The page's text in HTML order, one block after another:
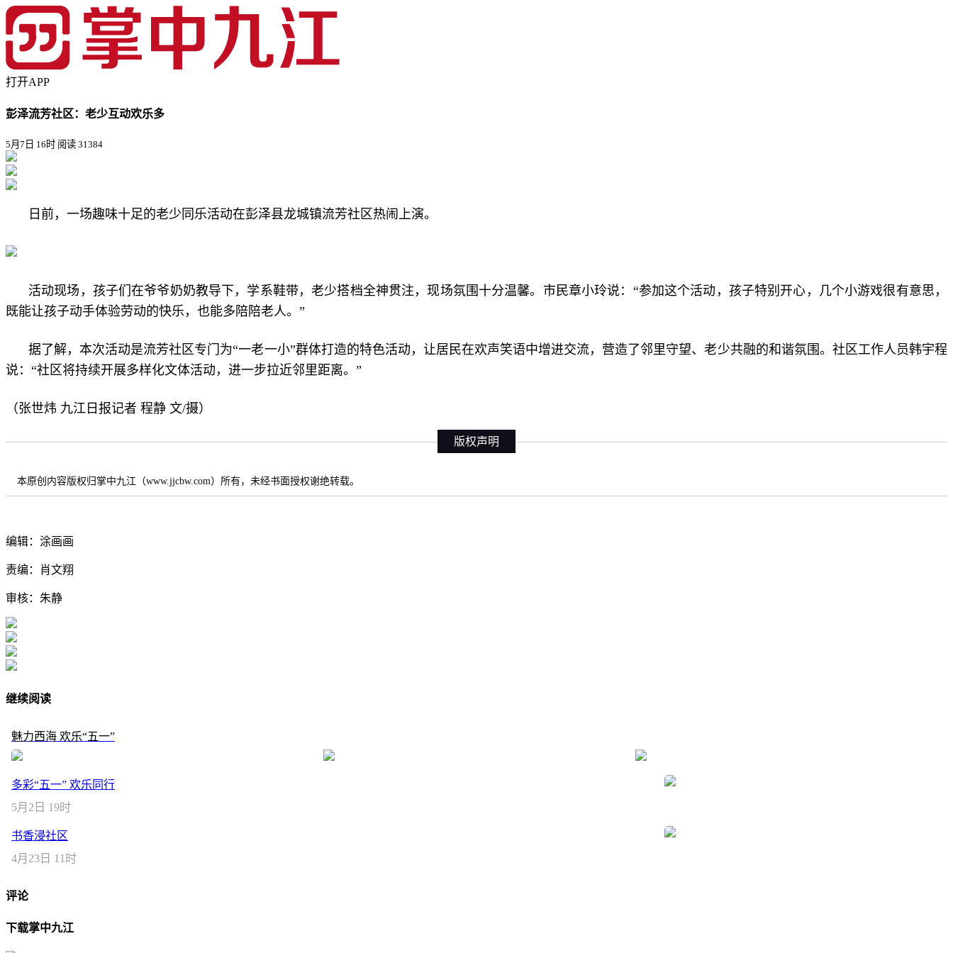
打开APP
彭泽流芳社区：老少互动欢乐多
5月7日 16时 阅读 31384
日前，一场趣味十足的老少同乐活动在彭泽县龙城镇流芳社区热闹上演。
活动现场，孩子们在爷爷奶奶教导下，学系鞋带，老少搭档全神贯注，现场氛围十分温馨。市民章小玲说：“参加这个活动，孩子特别开心，几个小游戏很有意思，
既能让孩子动手体验劳动的快乐，也能多陪陪老人。”
据了解，本次活动是流芳社区专门为“一老一小”群体打造的特色活动，让居民在欢声笑语中增进交流，营造了邻里守望、老少共融的和谐氛围。社区工作人员韩宇程
说：“社区将持续开展多样化文体活动，进一步拉近邻里距离。”
（张世炜 九江日报记者 程静 文/摄）
版权声明
本原创内容版权归掌中九江（www.jjcbw.com）所有，未经书面授权谢绝转载。
编辑：涂画画
责编：肖文翔
审核：朱静
继续阅读
魅力西海 欢乐“五一”
多彩“五一” 欢乐同行
5月2日 19时
书香浸社区
4月23日 11时
评论
下载掌中九江